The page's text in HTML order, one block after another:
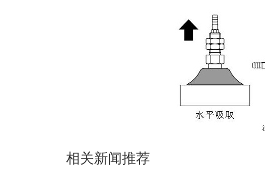
相关新闻推荐